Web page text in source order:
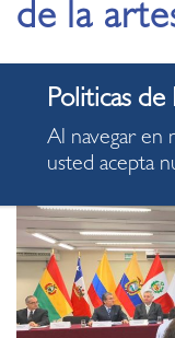
de la
14.11.2019
Al navegar en
usted acepta